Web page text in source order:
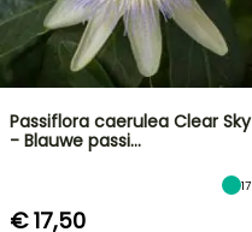
Passiflora caerulea Clear Sky
- Blauwe passi…
17
€ 17,50